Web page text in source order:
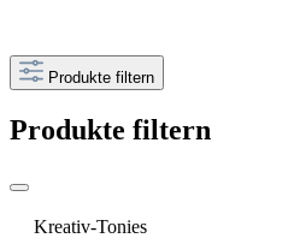
Produkte filtern
Produkte filtern
Kreativ-Tonies